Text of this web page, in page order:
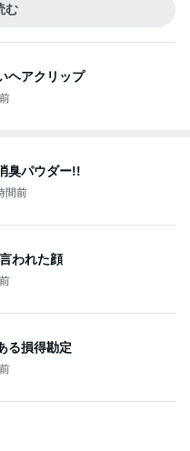
む
ヘアクリップ
臭パウダー!!
間前
われた顔
る損得勘定